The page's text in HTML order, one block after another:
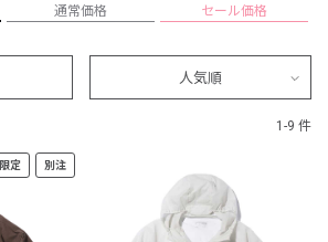
通常価格 セール価格
人気順
1-9 件
限定 別注